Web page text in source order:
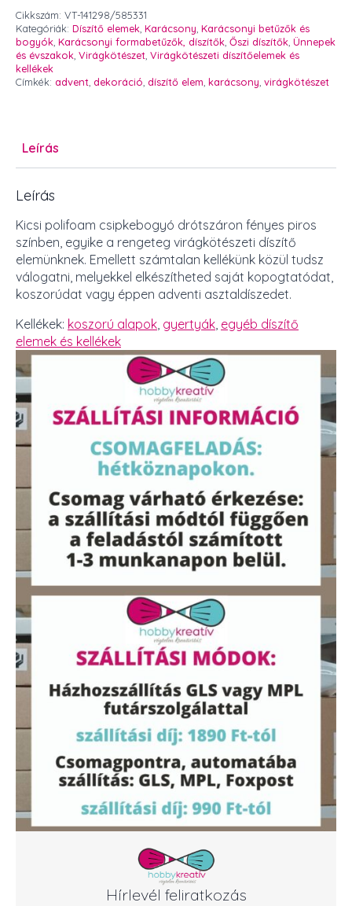
fényes
piros
1,5
cm
12
db
mennyiség
Cikkszám: VT-141298/585331
Kategóriák: Díszítő elemek Karácsony Karácsonyi betűzők és
bogyók Karácsonyi formabetűzők, díszítők Őszi díszítők Ünnepek
és évszakok Virágkötészet Virágkötészeti díszítőelemek és
kellékek
Címkék: advent dekoráció díszítő elem karácsony virágkötészet
Leírás
Leírás
Kicsi polifoam csipkebogyó drótszáron fényes piros
színben, egyike a rengeteg virágkötészeti díszítő
elemünknek. Emellett számtalan kellékünk közül tudsz
válogatni, melyekkel elkészítheted saját kopogtatódat,
koszorúdat vagy éppen adventi asztaldíszedet.
Kellékek: koszorú alapok gyertyák egyéb díszítő
elemek és kellékek
Hírlevél feliratkozás